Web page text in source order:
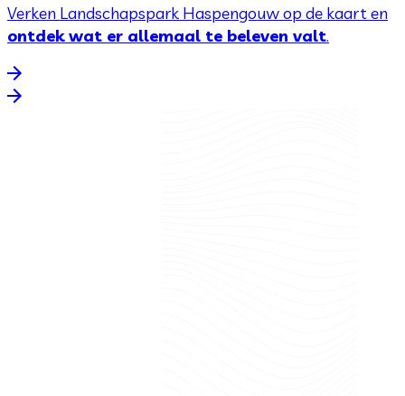
Verken Landschapspark Haspengouw op de kaart en
ontdek wat er allemaal te beleven valt.